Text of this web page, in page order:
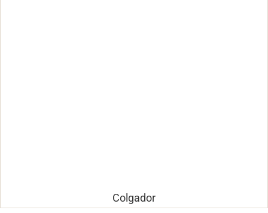
Colgador